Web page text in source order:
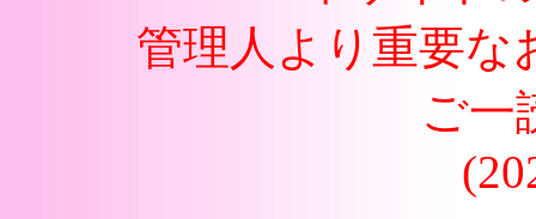
管理人より重要な
ご一